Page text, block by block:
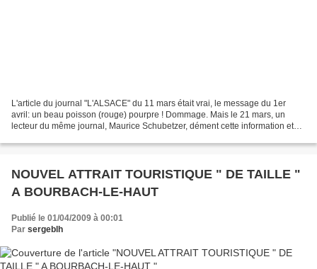
L'article du journal "L'ALSACE" du 11 mars était vrai, le message du 1er
avril: un beau poisson (rouge) pourpre ! Dommage. Mais le 21 mars, un
lecteur du même journal, Maurice Schubetzer, dément cette information et
NOUVEL ATTRAIT TOURISTIQUE " DE TAILLE "
A BOURBACH-LE-HAUT
Publié le 01/04/2009 à 00:01
Par sergeblh